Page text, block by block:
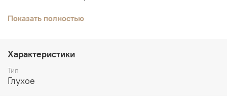
Толщина полотна:35 мм
Дополнительно:
полотна.
Показать полностью
Характеристики
Тип
Глухое